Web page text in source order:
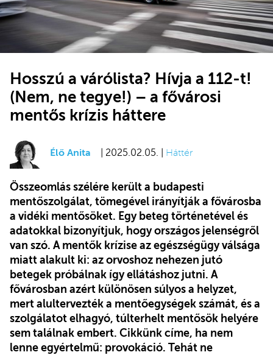
Hosszú a várólista? Hívja a 112-t!
(Nem, ne tegye!) – a fővárosi
mentős krízis háttere
Élő Anita | 2025.02.05. | Háttér
Összeomlás szélére került a budapesti
mentőszolgálat, tömegével irányítják a fővárosba
a vidéki mentősöket. Egy beteg történetével és
adatokkal bizonyítjuk, hogy országos jelenségről
van szó. A mentők krízise az egészségügy válsága
miatt alakult ki: az orvoshoz nehezen jutó
betegek próbálnak így ellátáshoz jutni. A
fővárosban azért különösen súlyos a helyzet,
mert alultervezték a mentőegységek számát, és a
szolgálatot elhagyó, túlterhelt mentősök helyére
sem találnak embert. Cikkünk címe, ha nem
lenne egyértelmű: provokáció. Tehát ne